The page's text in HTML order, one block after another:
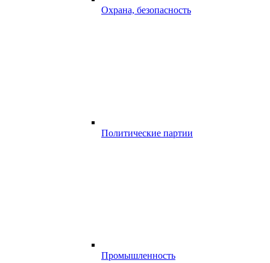
Охрана, безопасность
Политические партии
Промышленность